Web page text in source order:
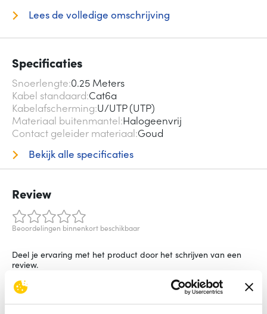
Lees de volledige omschrijving
Specificaties
Snoerlengte 0.25 Meters
Kabel standaard Cat6a
Kabelafscherming U/UTP (UTP)
Materiaal buitenmantel Halogeenvrij
Contact geleider materiaal Goud
Bekijk alle specificaties
Review
Beoordelingen binnenkort beschikbaar
Deel je ervaring met het product door het schrijven van een
review.
Schrijf een review